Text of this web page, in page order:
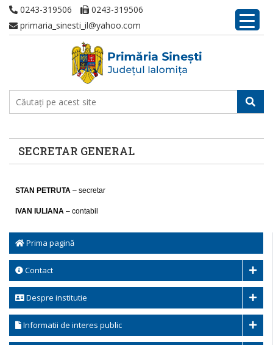
0243-319506
0243-319506
primaria_sinesti_il@yahoo.com
SECRETAR GENERAL
Prima pagină
Contact
Despre institutie
Informatii de interes public
STAN PETRUTA – secretar
IVAN IULIANA – contabil